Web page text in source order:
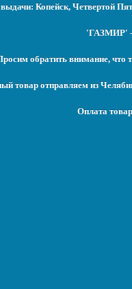
Копейск, Четвертой
'ГАЗМИР' -
обратить внимание, что
товар отправляем из
Оплата